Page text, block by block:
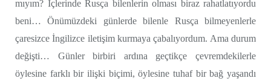
mıyım? İçlerinde Rusça bilenlerin olması biraz rahatlatıyordu
beni… Önümüzdeki günlerde bilenle Rusça bilmeyenlerle
çaresizce İngilizce iletişim kurmaya çabalıyordum. Ama durum
değişti… Günler birbiri ardına geçtikçe çevremdekilerle
öylesine farklı bir ilişki biçimi, öylesine tuhaf bir bağ yaşandı